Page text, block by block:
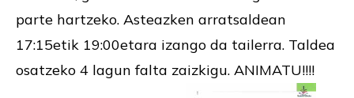
parte hartzeko. Asteazken arratsaldean
17:15etik 19:00etara izango da tailerra. Taldea
osatzeko 4 lagun falta zaizkigu. ANIMATU!!!!